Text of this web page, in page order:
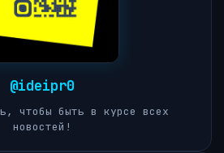
@ideipr0
чтобы быть в курсе всех
новостей!